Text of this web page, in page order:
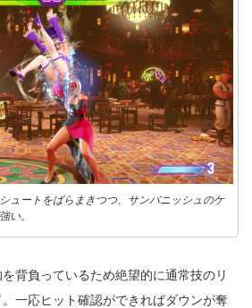
ュートをばらまきつつ、サンバニッシュのケ
い。
背負っているため絶望的に通常技のリ
一応ヒット確認ができればダウンが奪